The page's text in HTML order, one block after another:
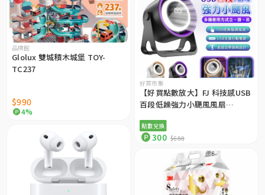
品牌館
Glolux 雙城積木城堡 TOY-
TC237
$990
4%
好買市集
【好買點數放大】FJ 科技感USB
百段低躁強力小颶風風扇
點數兌換
300 $688